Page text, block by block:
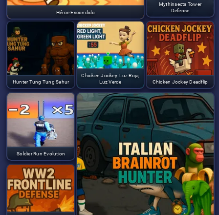
Héroe Escondido
Mythinsects Tower
Defense
Hunter Tung Tung Sahur
Chicken Jockey: Luz Roja,
Luz Verde
Chicken Jockey Deadflip
Soldier Run Evolution